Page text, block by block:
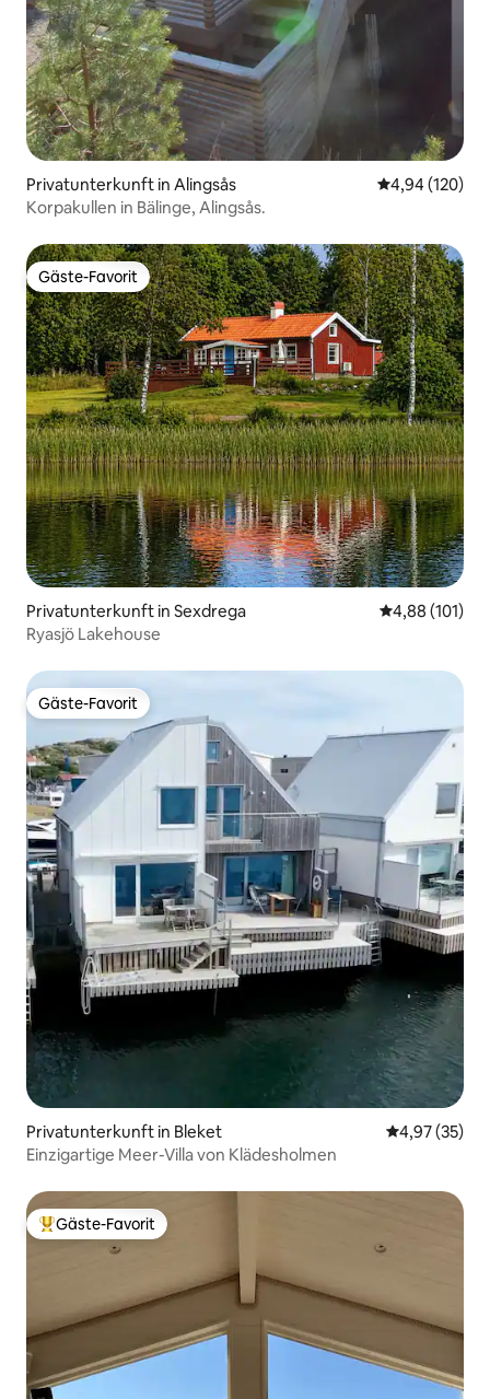
Privatunterkunft in Alingsås
4,94 (120)
Korpakullen in Bälinge, Alingsås.
Gäste-Favorit
Gäste-Favorit
Privatunterkunft in Sexdrega
4,88 (101)
Ryasjö Lakehouse
Gäste-Favorit
Gäste-Favorit
Privatunterkunft in Bleket
4,97 (35)
Einzigartige Meer-Villa von Klädesholmen
Beliebter Gäste-Favorit.
Gäste-Favorit